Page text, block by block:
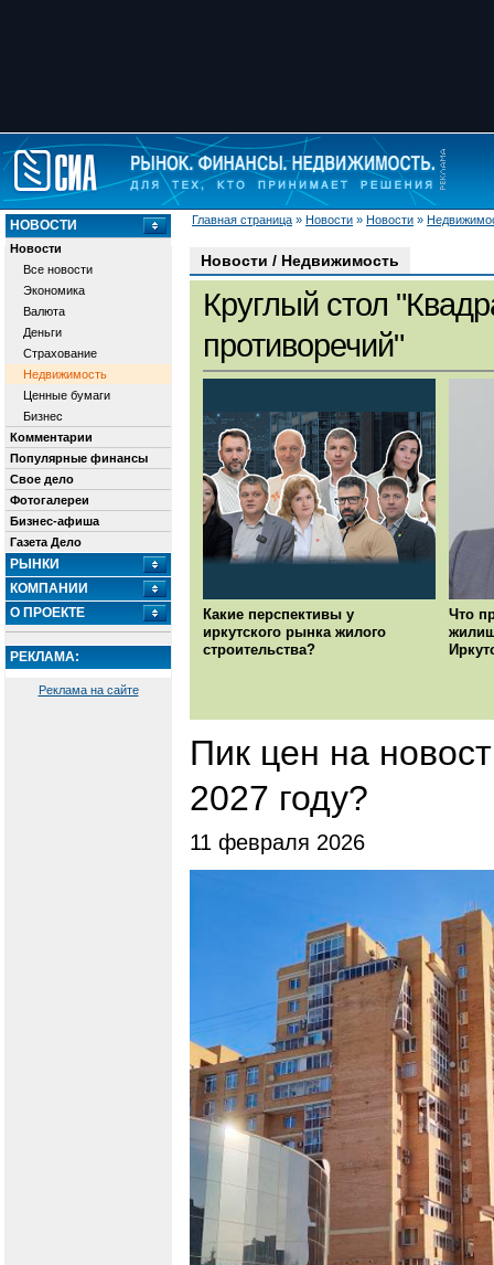
Главная страница » Новости » Новости »
НОВОСТИ
Новости
Все новости
Экономика
Валюта
Деньги
Страхование
Недвижимость
Ценные бумаги
Бизнес
Комментарии
Популярные финансы
Свое дело
Фотогалереи
Бизнес-афиша
Газета Дело
РЫНКИ
КОМПАНИИ
О ПРОЕКТЕ
РЕКЛАМА:
Реклама на сайте
Новости / Недвижимость
Круглый стол
противоречий"
Какие перспективы у
иркутского рынка жилого
строительства?
Что
Пик цен на
2027 году?
11 февраля 2026